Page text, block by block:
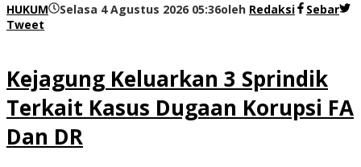
HUKUM
Selasa 4 Agustus 2026 05:36oleh Redaksi
Sebar
Tweet
Kejagung Keluarkan 3 Sprindik
Terkait Kasus Dugaan Korupsi FA
Dan DR